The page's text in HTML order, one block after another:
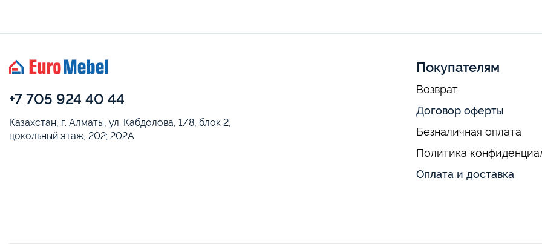
+7 705 924 40 44
Казахстан, г. Алматы, ул. Кабдолова, 1/8, блок 2,
цокольный этаж, 202; 202А.
Покупателям
Возврат
Договор оферты
Безналичная оплата
Политика
Оплата и доставка